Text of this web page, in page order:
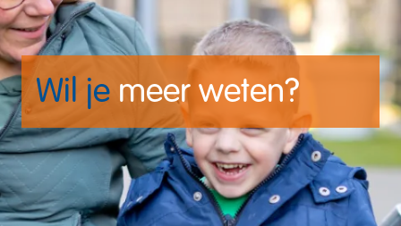
Wil je meer weten?